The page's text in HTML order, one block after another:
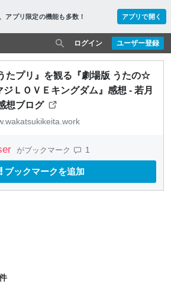
アプリ限定の機能も多数！ アプリで開く
ユーザー登録
ログイン
たプリ』を観る『劇場版 うたの☆
ＬＯＶＥキングダム』感想 - 若月
想ブログ
がブックマーク 1
ブックマークを追加